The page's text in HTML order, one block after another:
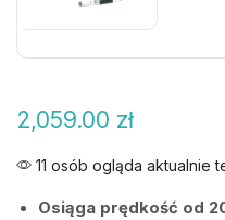
2,059.00 zł
11 osób ogląda aktualnie
Osiąga prędkość od